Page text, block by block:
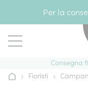
Per la
Consegna
Home› Fioristi ›